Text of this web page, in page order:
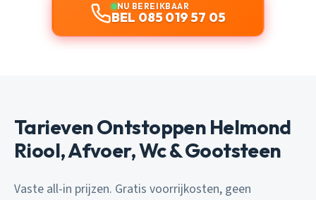
NU BEREIKBAAR
BEL 085 019 57 05
Tarieven Ontstoppen Helmond
Riool, Afvoer, Wc & Gootsteen
Vaste all-in prijzen. Gratis voorrijkosten, geen